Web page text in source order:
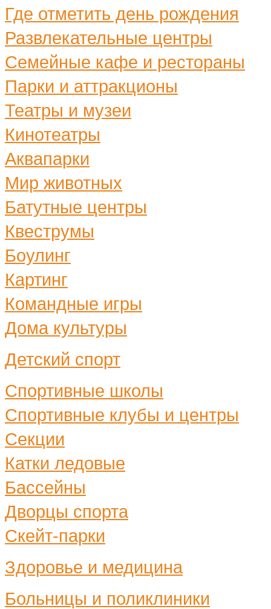
Где отметить день рождения
Развлекательные центры
Семейные кафе и рестораны
Парки и аттракционы
Театры и музеи
Кинотеатры
Аквапарки
Мир животных
Батутные центры
Квеструмы
Боулинг
Картинг
Командные игры
Дома культуры
Детский спорт
Спортивные школы
Спортивные клубы и центры
Секции
Катки ледовые
Бассейны
Дворцы спорта
Скейт-парки
Здоровье и медицина
Больницы и поликлиники